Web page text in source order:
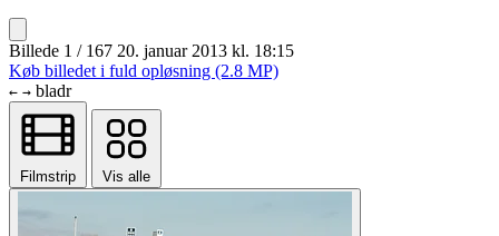
Billede 1 / 167 20. januar 2013 kl. 18:15
Køb billedet i fuld opløsning (2.8 MP)
← → bladr
Filmstrip Vis alle